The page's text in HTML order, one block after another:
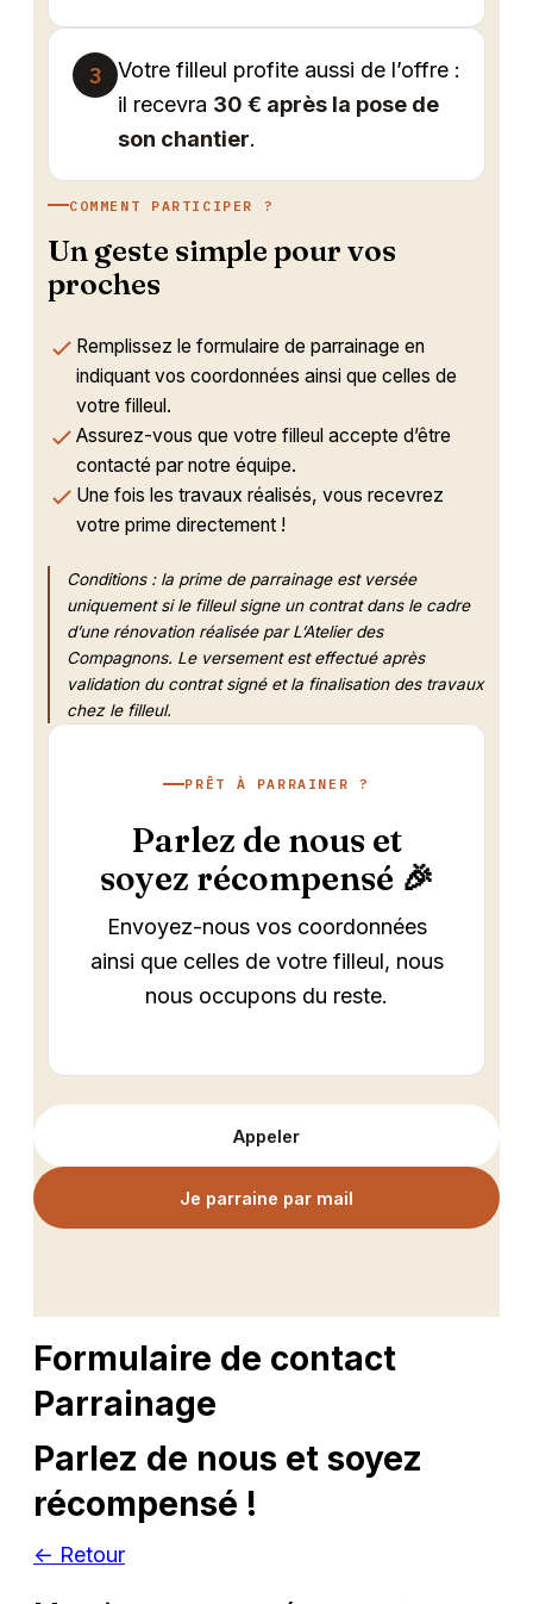
3
Votre filleul profite aussi de l’offre :
il recevra 30 € après la pose de
son chantier.
COMMENT PARTICIPER ?
Un geste simple pour vos
proches
Remplissez le formulaire de parrainage en
indiquant vos coordonnées ainsi que celles de
votre filleul.
Assurez-vous que votre filleul accepte d’être
contacté par notre équipe.
Une fois les travaux réalisés, vous recevrez
votre prime directement !
Conditions : la prime de parrainage est versée
uniquement si le filleul signe un contrat dans le cadre
d’une rénovation réalisée par L’Atelier des
Compagnons. Le versement est effectué après
validation du contrat signé et la finalisation des travaux
chez le filleul.
PRÊT À PARRAINER ?
Parlez de nous et
soyez récompensé 🎉
Envoyez-nous vos coordonnées
ainsi que celles de votre filleul, nous
nous occupons du reste.
Appeler
Je parraine par mail
Formulaire de contact
Parrainage
Parlez de nous et soyez
récompensé !
← Retour